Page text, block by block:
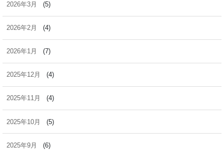
2026年3月 (5)
2026年2月 (4)
2026年1月 (7)
2025年12月 (4)
2025年11月 (4)
2025年10月 (5)
2025年9月 (6)